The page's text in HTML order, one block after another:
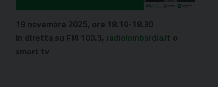
19 novembre 2025, ore 18.10-18.30
in diretta su FM 100.3, radiolombardia.it o
smart tv